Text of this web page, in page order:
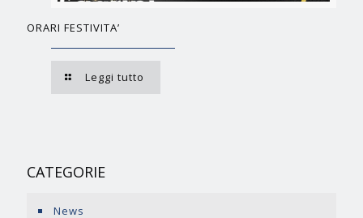
ORARI FESTIVITA’
Leggi tutto
CATEGORIE
News